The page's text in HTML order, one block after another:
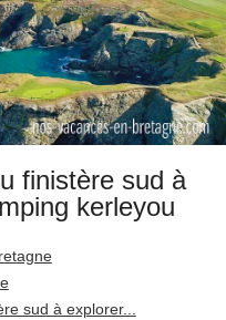
finistère sud à
kerleyou
sud à explorer...